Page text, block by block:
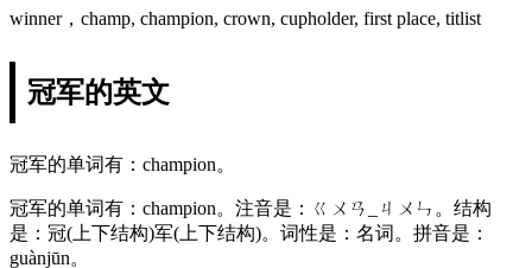
winner，champ, champion, crown, cupholder, first place, titlist
冠军的英文
冠军的单词有：champion。
冠军的单词有：champion。注音是：ㄍㄨㄢ_ㄐㄨㄣ。结构
是：冠(上下结构)军(上下结构)。词性是：名词。拼音是：
guànjūn。